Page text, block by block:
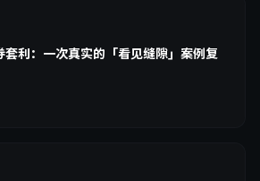
套利：一次真实的「看见缝隙」案例复